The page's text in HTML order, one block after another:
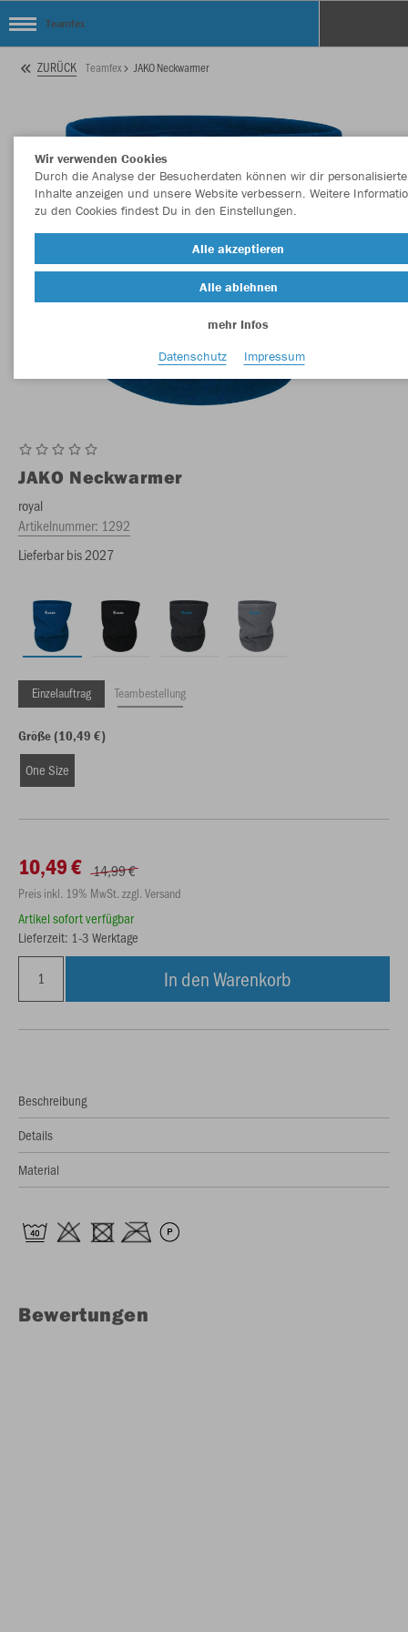
Teamfex
ZURÜCK Teamfex JAKO Neckwarmer
JAKO Neckwarmer
royal
Artikelnummer: 1292
Lieferbar bis 2027
Einzelauftrag Teambestellung
Größe (10,49 €)
One Size
10,49 € 14,99 €
Preis inkl. 19% MwSt. zzgl. Versand
Artikel sofort verfügbar
Lieferzeit: 1-3 Werktage
In den Warenkorb
Beschreibung
Details
Material
Bewertungen
Wir verwenden Cookies
Durch die Analyse der Besucherdaten können wir dir personalisierte
Inhalte anzeigen und unsere Website verbessern. Weitere
zu den Cookies findest Du in den Einstellungen.
Alle akzeptieren
Alle ablehnen
mehr Infos
Datenschutz
Impressum